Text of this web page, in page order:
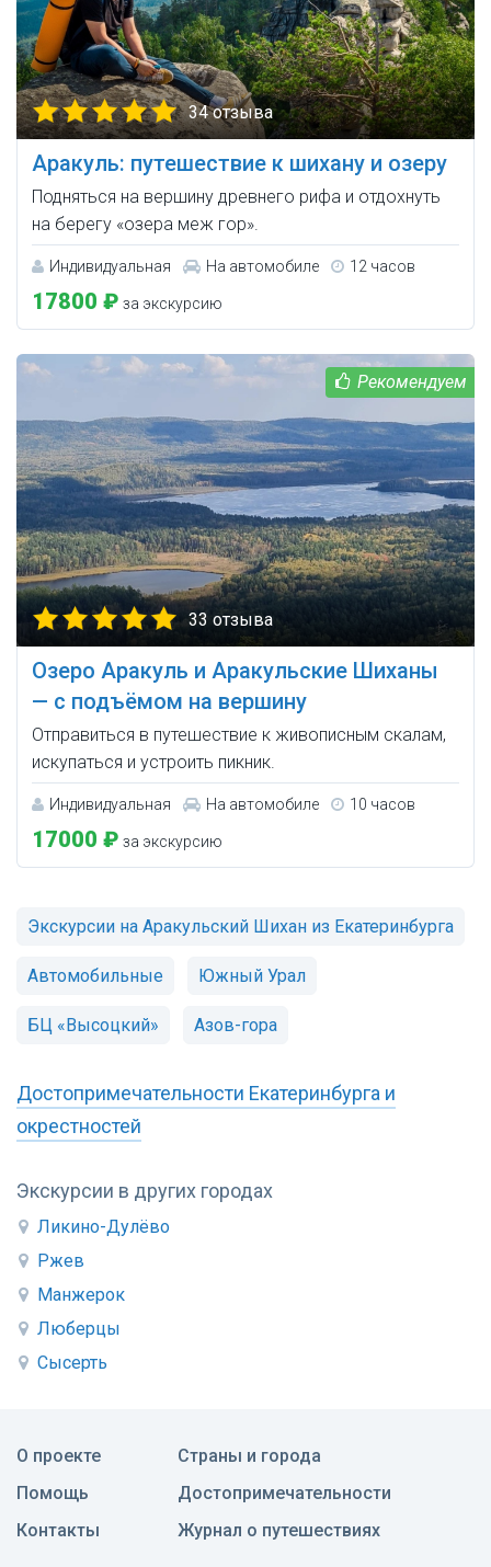
Экскурсии в других городах
Ликино-Дулёво
Ржев
Манжерок
Люберцы
Сысерть
34 отзыва
Аракуль: путешествие к шихану и озеру
Подняться на вершину древнего рифа и отдохнуть
на берегу «озера меж гор».
Индивидуальная На автомобиле 12 часов
17800 ₽ за экскурсию
33 отзыва
Озеро Аракуль и Аракульские Шиханы
— с подъёмом на вершину
Отправиться в путешествие к живописным скалам,
искупаться и устроить пикник.
Индивидуальная На автомобиле 10 часов
17000 ₽ за экскурсию
Экскурсии на Аракульский Шихан из Екатеринбурга
Автомобильные Южный Урал
БЦ «Высоцкий» Азов-гора
Достопримечательности Екатеринбурга и
окрестностей
О проекте
Помощь
Контакты
Страны и города
Достопримечательности
Журнал о путешествиях